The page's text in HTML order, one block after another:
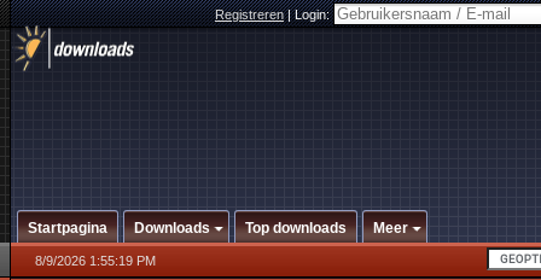
Registreren|Login:
Startpagina Downloads Top downloads Meer
8/9/2026 1:55:19 PM